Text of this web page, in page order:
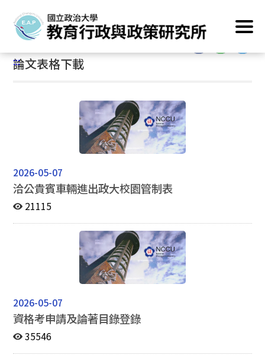
到
要
內
首頁 /資訊專區 / 論文表格下載
:::
論文表格下載
2026-05-07
洽公貴賓車輛進出政大校園管制表
21115
2026-05-07
資格考申請及論著目錄登錄
35546